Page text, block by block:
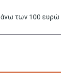
των 100